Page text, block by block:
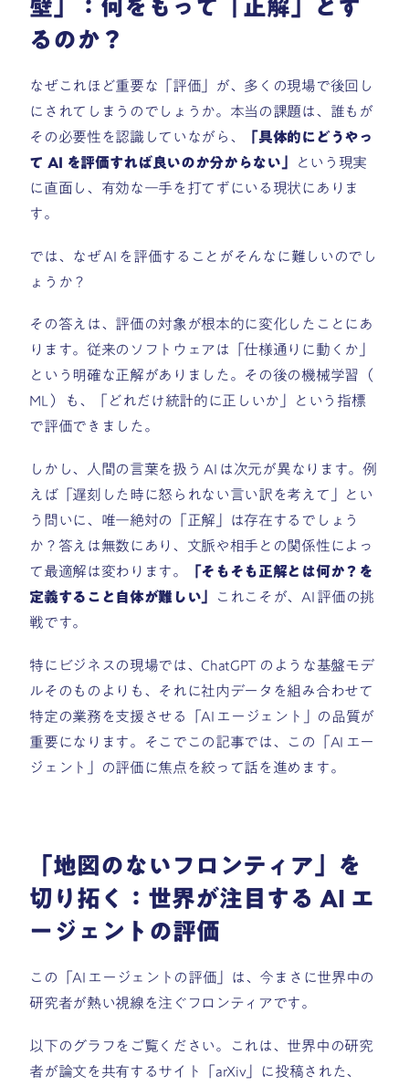
壁」：何をもって「正解」とす
るのか？
なぜこれほど重要な「評価」が、多くの現場で後回し
にされてしまうのでしょうか。本当の課題は、誰もが
その必要性を認識していながら、
「具体的にどうやっ
て AI を評価すれば良いのか分からない」
という現実
に直面し、有効な一手を打てずにいる現状にありま
す。
では、なぜ AI を評価することがそんなに難しいのでし
ょうか？
その答えは、評価の対象が根本的に変化したことにあ
ります。従来のソフトウェアは「仕様通りに動くか」
という明確な正解がありました。その後の機械学習（
ML ）も、「どれだけ統計的に正しいか」という指標
で評価できました。
しかし、人間の言葉を扱う AI は次元が異なります。例
えば「遅刻した時に怒られない言い訳を考えて」とい
う問いに、唯一絶対の「正解」は存在するでしょう
か？答えは無数にあり、文脈や相手との関係性によっ
て最適解は変わります。
「そもそも正解とは何か？を
定義すること自体が難しい」
これこそが、AI 評価の挑
戦です。
特にビジネスの現場では、ChatGPT のような基盤モデ
ルそのものよりも、それに社内データを組み合わせて
特定の業務を支援させる「AI エージェント」の品質が
重要になります。そこでこの記事では、この「AI エー
ジェント」の評価に焦点を絞って話を進めます。
「地図のないフロンティア」を
切り拓く：世界が注目する AI エ
ージェントの評価
この「AI エージェントの評価」は、今まさに世界中の
研究者が熱い視線を注ぐフロンティアです。
以下のグラフをご覧ください。これは、世界中の研究
者が論文を共有するサイト「arXiv」に投稿された、